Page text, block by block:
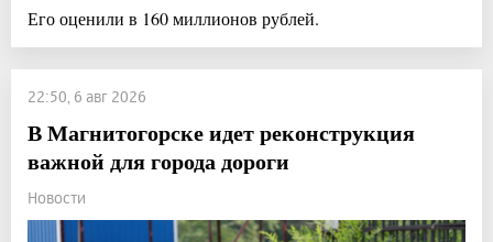
Его оценили в 160 миллионов рублей.
22:50, 6 авг 2026
В Магнитогорске идет реконструкция
важной для города дороги
Новости